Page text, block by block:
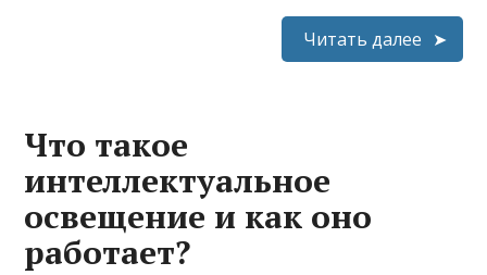
Читать далее
Что такое
интеллектуальное
освещение и как оно
работает?